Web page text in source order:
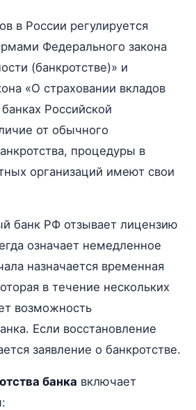
в России регулируется
Федерального закона
(банкротстве)» и
«О страховании вкладов
Российской
от обычного
процедуры в
организаций имеют свои
банк РФ отзывает лицензию
означает немедленное
назначается временная
в течение нескольких
возможность
Если восстановление
заявление о банкротстве.
банка включает